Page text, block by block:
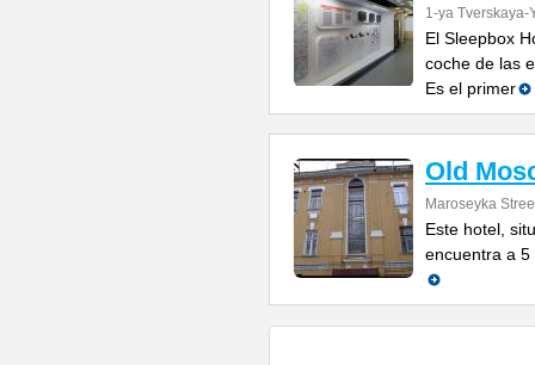
1-ya Tverskaya-
El Sleepbox
coche de las
Es el primer
Old
Maroseyka
Este hotel,
encuentra a